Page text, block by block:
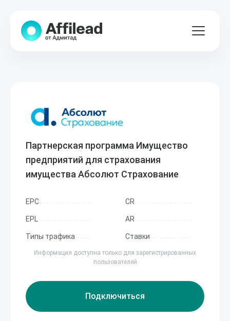
Партнерская программа Имущество
предприятий для страхования
имущества Абсолют Страхование
EPC CR
EPL AR
Типы трафика Ставки
Информация доступна только для зарегистрированных
пользователей
Подключиться